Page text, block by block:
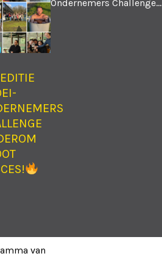
Ondernemers Challenge...
van